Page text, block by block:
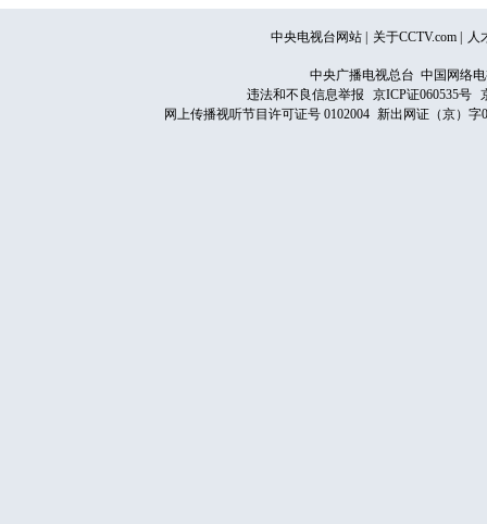
中央电视台网站 关于CCTV.com 人
中央广播电视总台 中国网络
违法和不良信息举报
京ICP证060535号
网上传播视听节目许可证号 0102004 新出网证（京）